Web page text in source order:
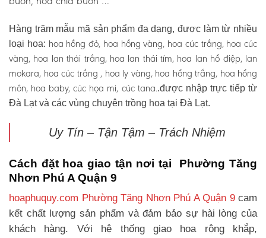
Hàng trăm mẫu mã sản phẩm đa dạng, được làm từ nhiều
loại hoa: hoa hồng đỏ, hoa hồng vàng, hoa cúc trắng, hoa cúc
vàng, hoa lan thái trắng, hoa lan thái tím, hoa lan hồ điệp, lan
mokara, hoa cúc trắng , hoa ly vàng, hoa hồng trắng, hoa hồng
môn, hoa baby, cúc họa mi, cúc tana..được nhập trực tiếp từ
Đà Lạt và các vùng chuyên trồng hoa tại Đà Lạt.
Uy Tín – Tận Tậm – Trách Nhiệm
Cách đặt hoa giao tận nơi tại Phường Tăng
Nhơn Phú A Quận 9
hoaphuquy.com Phường Tăng Nhơn Phú A Quận 9cam
kết chất lượng sản phẩm và đảm bảo sự hài lòng của
khách hàng. Với hệ thống giao hoa rộng khắp,